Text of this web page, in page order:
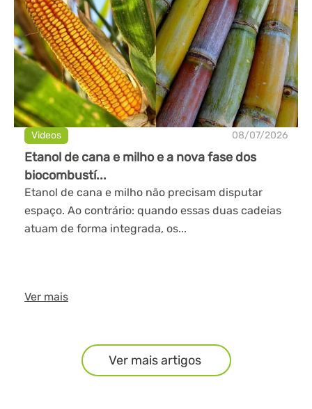
Videos 08/07/2026
Etanol de cana e milho e a nova fase dos
biocombustí...
Etanol de cana e milho não precisam disputar
espaço. Ao contrário: quando essas duas cadeias
atuam de forma integrada, os...
Ver mais
Ver mais artigos